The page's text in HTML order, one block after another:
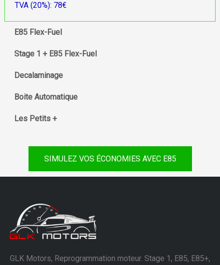
TVA (20%): 78€
E85 Flex-Fuel
Stage 1 + E85 Flex-Fuel
Decalaminage
Boite Automatique
Les Petits +
SIMULEZ VOS ÉCONOMIES AVEC E85
GLK Motors, Reprogrammation moteur. Stage 1, E85, E85+,